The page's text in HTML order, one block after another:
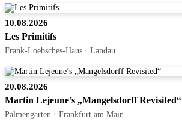
10.08.2026
Les Primitifs
Frank-Loebsches-Haus · Landau
20.08.2026
Martin Lejeune’s „Mangelsdorff Revisited“
Palmengarten · Frankfurt am Main